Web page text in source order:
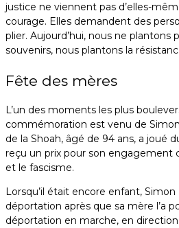
justice ne viennent pas d’elles-
courage. Elles demandent des
plier. Aujourd’hui, nous ne plantons
souvenirs, nous plantons la
Fête des mères
L’un des moments les plus
commémoration est venu de
de la Shoah, âgé de 94 ans, a joué
reçu un prix pour son engagement
et le fascisme.
Lorsqu’il était encore enfant,
déportation après que sa mère l’a
déportation en marche, en direction